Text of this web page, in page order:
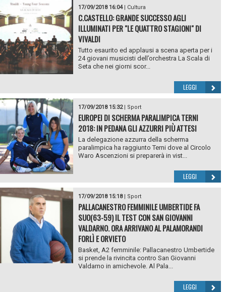
17/09/2018 16:04| Cultura
C.CASTELLO: GRANDE SUCCESSO AGLI
ILLUMINATI PER "LE QUATTRO STAGIONI" DI
VIVALDI
Tutto esaurito ed applausi a scena aperta per i
24 giovani musicisti dell’orchestra La Scala di
Seta che nei giorni scor...
LEGGI
17/09/2018 15:32| Sport
EUROPEI DI SCHERMA PARALIMPICA TERNI
2018: IN PEDANA GLI AZZURRI PIÙ ATTESI
La delegazione azzurra della scherma
paralimpica ha raggiunto Terni dove al Circolo
Waro Ascenzioni si preparerà in vist...
LEGGI
17/09/2018 15:18| Sport
PALLACANESTRO FEMMINILE UMBERTIDE FA
SUO(63-59) IL TEST CON SAN GIOVANNI
VALDARNO. ORA ARRIVANO AL PALAMORANDI
FORLÌ E ORVIETO
Basket, A2 femminile: Pallacanestro Umbertide
si prende la rivincita contro San Giovanni
Valdarno in amichevole. Al Pala...
LEGGI